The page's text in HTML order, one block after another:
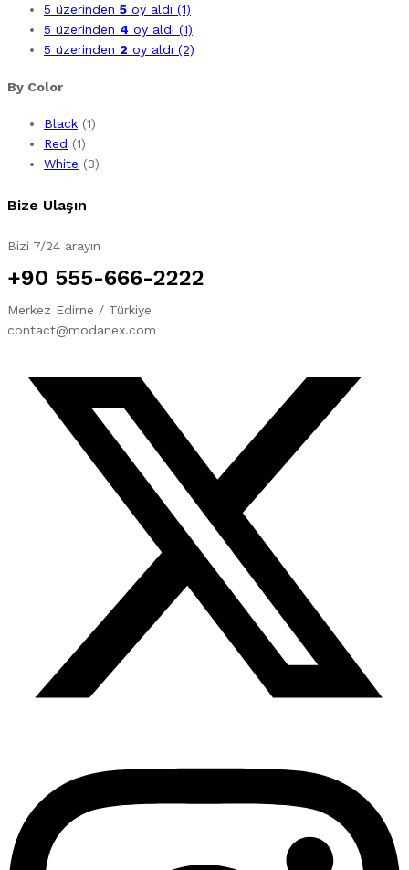
5 üzerinden 5 oy aldı (1)
5 üzerinden 4 oy aldı (1)
5 üzerinden 2 oy aldı (2)
By Color
Black (1)
Red (1)
White (3)
Bize Ulaşın
Bizi 7/24 arayın
+90 555-666-2222
Merkez Edirne / Türkiye
contact@modanex.com